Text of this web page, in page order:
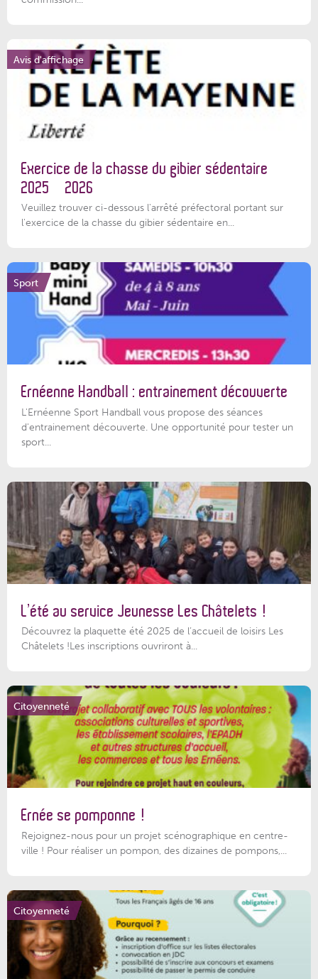
Avis d'affichage
Exercice de la chasse du gibier sédentaire
2025 – 2026
Veuillez trouver ci-dessous l'arrêté préfectoral portant sur
l'exercice de la chasse du gibier sédentaire en...
Sport
Ernéenne Handball : entrainement découverte
L'Ernéenne Sport Handball vous propose des séances
d'entrainement découverte. Une opportunité pour tester un
sport...
L’été au service Jeunesse Les Châtelets !
Découvrez la plaquette été 2025 de l’accueil de loisirs Les
Châtelets !Les inscriptions ouvriront à...
Citoyenneté
Ernée se pomponne !
Rejoignez-nous pour un projet scénographique en centre-
ville ! Pour réaliser un pompon, des dizaines de pompons,...
Citoyenneté